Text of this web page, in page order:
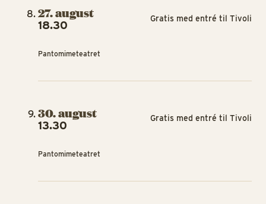
27. august
18.30
Pantomimeteatret
Gratis med entré til Tivoli
30. august
13.30
Pantomimeteatret
Gratis med entré til Tivoli